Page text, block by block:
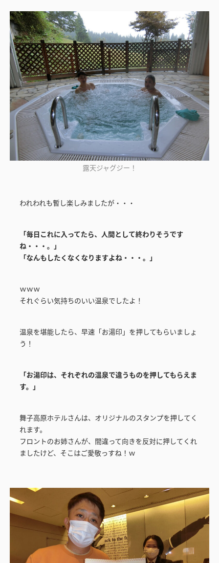
露天ジャグジー！
われわれも暫し楽しみましたが・・・
「毎日これに入ってたら、人間として終わりそうです
ね・・・。」
「なんもしたくなくなりますよね・・・。」
ｗｗｗ
それぐらい気持ちのいい温泉でしたよ！
温泉を堪能したら、早速「お湯印」を押してもらいましょ
う！
「お湯印は、それぞれの温泉で違うものを押してもらえま
す。」
舞子高原ホテルさんは、オリジナルのスタンプを押してく
れます。
フロントのお姉さんが、間違って向きを反対に押してくれ
ましたけど、そこはご愛敬っすね！ｗ